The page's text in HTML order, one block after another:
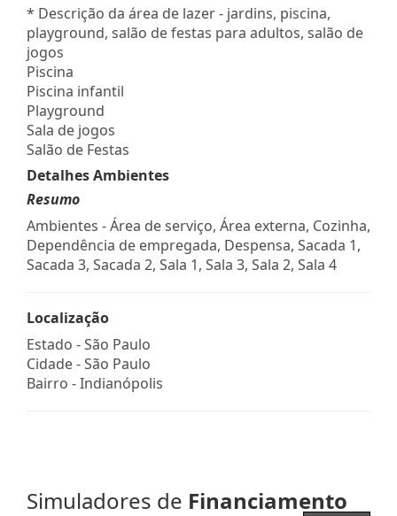
* Descrição da área de lazer - jardins, piscina,
playground, salão de festas para adultos, salão de
jogos
Piscina
Piscina infantil
Playground
Sala de jogos
Salão de Festas
Detalhes Ambientes
Resumo
Ambientes - Área de serviço, Área externa, Cozinha,
Dependência de empregada, Despensa, Sacada 1,
Sacada 3, Sacada 2, Sala 1, Sala 3, Sala 2, Sala 4
Localização
Estado -São Paulo
Cidade -São Paulo
Bairro -Indianópolis
Simuladores de Financiamento